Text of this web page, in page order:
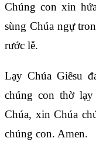
Chúng con xin
sùng Chúa ngự
rước lễ.
Lạy Chúa Giêsu
chúng con thờ
Chúa, xin Chúa
chúng con. Amen.